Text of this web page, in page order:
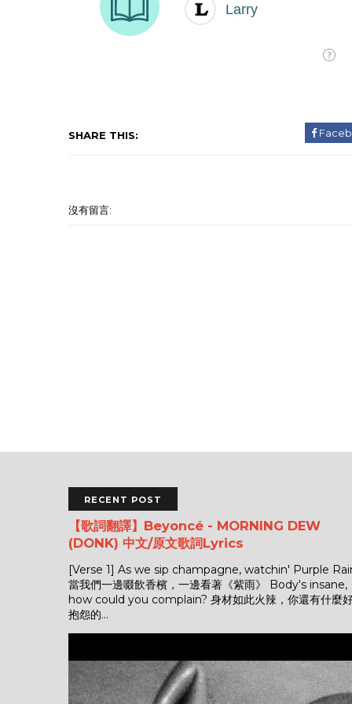
SHARE THIS:
沒有留言:
RECENT POST
【歌詞翻譯】Beyoncé - MORNING DEW
(DONK) 中文/原文歌詞Lyrics
[Verse 1] As we sip champagne, watchin' Purple
當我們一邊啜飲香檳，一邊看著《紫雨》 Body's insane,
how could you complain? 身材如此火辣，你還有什麼
抱怨的...